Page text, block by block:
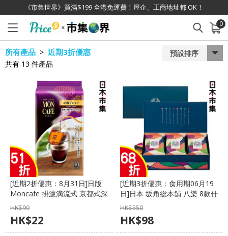
《市集世界》買滿$199 全港免運費！屋企、工商地址都 OK！
0
已加入購物車 查看
所有產品 > 近期3折優惠
共有 13 件產品
預設排序
[近期2折優惠：8月31日]日版
Moncafe 掛濾滴流式 京都式深
烘焙咖啡 (10件)【市集世界 -
日本市集】
HK$99
HK$22
[近期3折優惠：食用期06月19
日]日本 坂角総本舖 八樂 8款什
錦煎餅 豪華禮盒 (1盒14包)
【市集世界 - 日本市集】
HK$350
HK$98